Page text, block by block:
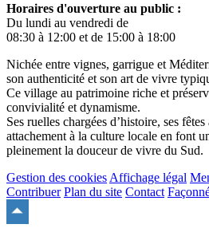
Horaires d'ouverture au public :
Du lundi au vendredi de
08:30 à 12:00 et de 15:00 à 18:00
Nichée entre vignes, garrigue et
son authenticité et son art de vivre
Ce village au patrimoine riche et
convivialité et dynamisme.
Ses ruelles chargées d’histoire, ses fêtes
attachement à la culture locale en font
pleinement la douceur de vivre du Sud.
Gestion des cookies Affichage légal
Contribuer Plan du site Contact